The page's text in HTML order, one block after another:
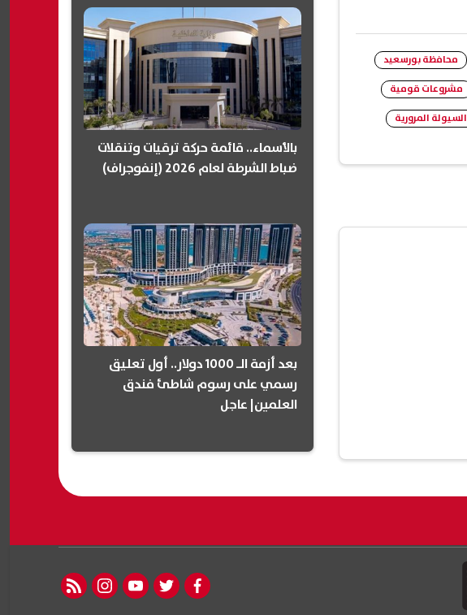
محافظة بورسعيد
مشروعات قومية
السيولة المرورية
بالأسماء.. قائمة حركة ترقيات وتنقلات
ضباط الشرطة لعام 2026 (إنفوجراف)
بعد أزمة الـ 1000 دولار.. أول تعليق
رسمي على رسوم شاطئ فندق
العلمين| عاجل
facebook
twitter
youtube
instagram
rss feed